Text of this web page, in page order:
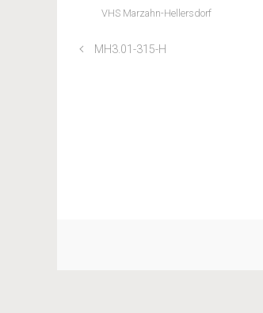
VHS Marzahn-Hellersdorf
MH3.01-315-H